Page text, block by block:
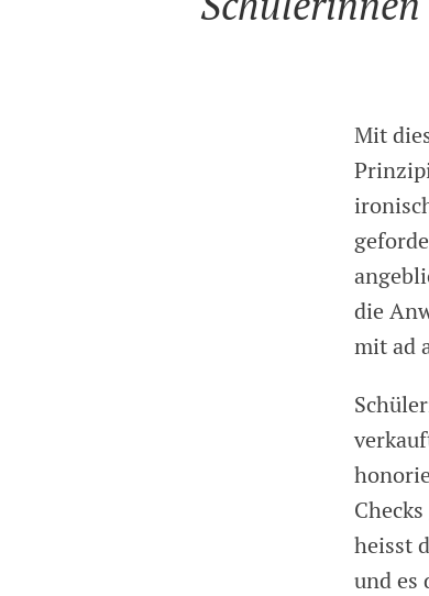
Mit
die
mit ad
heisst
und es